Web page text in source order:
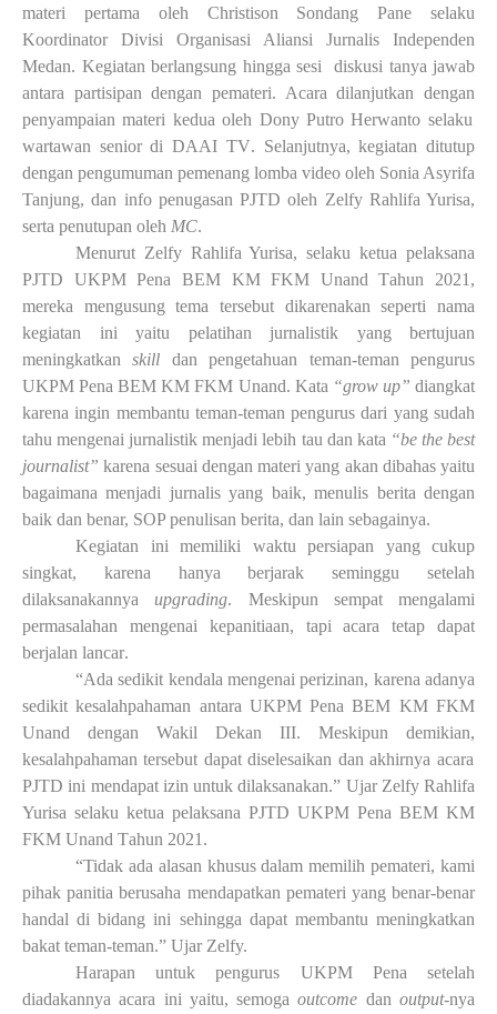
materi pertama oleh Christison Sondang Pane selaku
Koordinator Divisi Organisasi Aliansi Jurnalis Independen
Medan. Kegiatan berlangsung hingga sesi diskusi tanya jawab
antara partisipan dengan pemateri. Acara dilanjutkan dengan
penyampaian materi kedua oleh Dony Putro Herwanto selaku
wartawan senior di DAAI TV. Selanjutnya, kegiatan ditutup
dengan pengumuman pemenang lomba video oleh Sonia Asyrifa
Tanjung, dan info penugasan PJTD oleh Zelfy Rahlifa Yurisa,
serta penutupan oleh MC.
Menurut Zelfy Rahlifa Yurisa, selaku ketua pelaksana
PJTD UKPM Pena BEM KM FKM Unand Tahun 2021,
mereka mengusung tema tersebut dikarenakan seperti nama
kegiatan ini yaitu pelatihan jurnalistik yang bertujuan
meningkatkanskill dan pengetahuan teman-teman pengurus
UKPM Pena BEM KM FKM Unand. Kata “grow up” diangkat
karena ingin membantu teman-teman pengurus dari yang sudah
tahu mengenai jurnalistik menjadi lebih tau dan kata “be the best
journalist” karena sesuai dengan materi yang akan dibahas yaitu
bagaimana menjadi jurnalis yang baik, menulis berita dengan
baik dan benar, SOP penulisan berita, dan lain sebagainya.
Kegiatan ini memiliki waktu persiapan yang cukup
singkat, karena hanya berjarak seminggu setelah
dilaksanakannya upgrading. Meskipun sempat mengalami
permasalahan mengenai kepanitiaan, tapi
acara tetap dapat
berjalan lancar.
“Ada sedikit kendala mengenai perizinan, karena adanya
sedikit kesalahpahaman antara UKPM Pena BEM KM FKM
Unand dengan Wakil Dekan III. Meskipun demikian,
kesalahpahaman tersebut dapat diselesaikan dan akhirnya acara
PJTD ini mendapat izin untuk dilaksanakan.” Ujar Zelfy Rahlifa
Yurisa selaku ketua pelaksana PJTD UKPM Pena BEM KM
FKM Unand Tahun 2021.
“Tidak ada alasan khusus dalam memilih pemateri, kami
pihak panitia berusaha mendapatkan pemateri yang benar-benar
handal di bidang ini sehingga dapat membantu meningkatkan
bakat teman-teman.” Ujar Zelfy.
Harapan untuk pengurus UKPM Pena setelah
diadakannya acara ini yaitu, semogaoutcome danoutput-nya